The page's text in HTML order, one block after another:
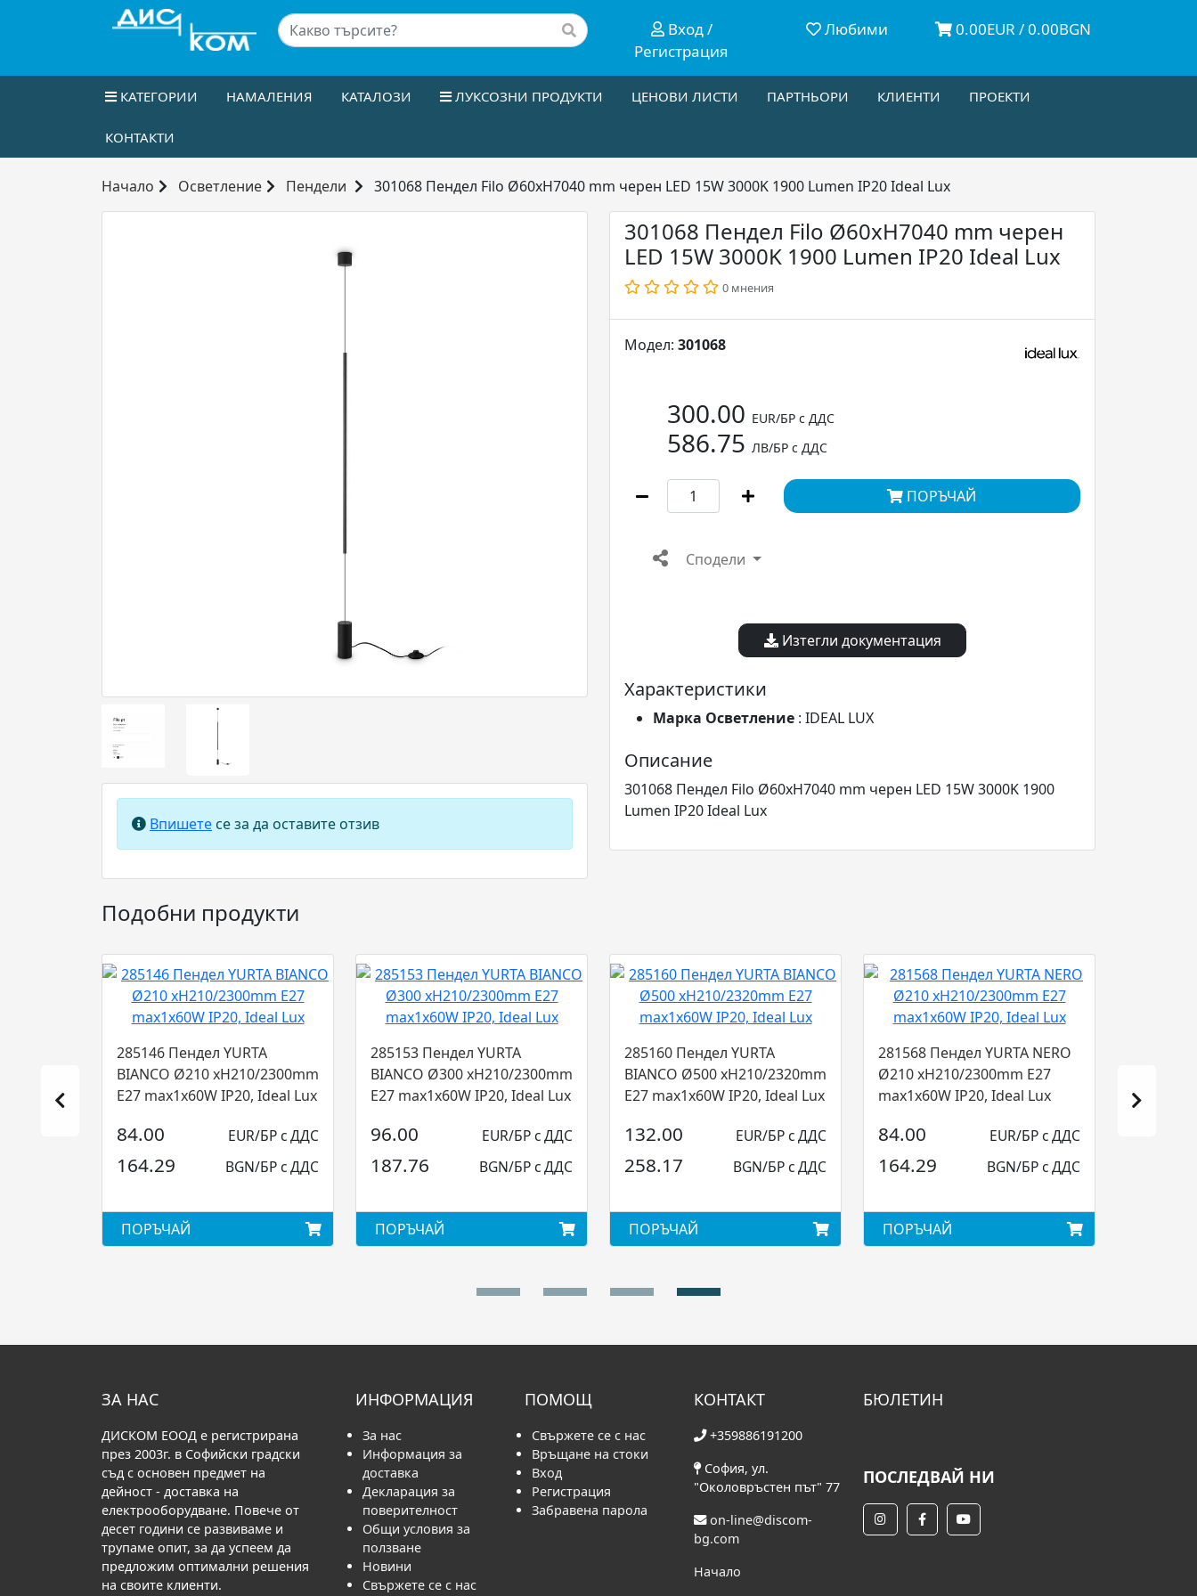
Вход /
Регистрация
Любими 0.00EUR / 0.00BGN
КАТЕГОРИИ НАМАЛЕНИЯ КАТАЛОЗИ ЛУКСОЗНИ ПРОДУКТИ ЦЕНОВИ ЛИСТИ ПАРТНЬОРИ КЛИЕНТИ ПРОЕКТИ
КОНТАКТИ
Начало Осветление Пендели 301068 Пендел Filo Ø60xH7040 mm черен LED 15W 3000K 1900 Lumen IP20 Ideal Lux
Впишете се за да оставите отзив
301068 Пендел Filo Ø60xH7040 mm черен
LED 15W 3000K 1900 Lumen IP20 Ideal Lux
0 мнения
Модел: 301068
300.00 EUR/БР с ДДС
586.75 ЛВ/БР с ДДС
ПОРЪЧАЙ
Сподели
Изтегли документация
Характеристики
Марка Осветление : IDEAL LUX
Описание
301068 Пендел Filo Ø60xH7040 mm черен LED 15W 3000K 1900
Lumen IP20 Ideal Lux
Подобни продукти
285146 Пендел YURTA
BIANCO Ø210 xH210/2300mm
E27 max1x60W IP20, Ideal Lux
84.00 EUR/БР с ДДС
164.29 BGN/БР с ДДС
ПОРЪЧАЙ
285153 Пендел YURTA
BIANCO Ø300 xH210/2300mm
E27 max1x60W IP20, Ideal Lux
96.00 EUR/БР с ДДС
187.76 BGN/БР с ДДС
ПОРЪЧАЙ
285160 Пендел YURTA
BIANCO Ø500 xH210/2320mm
E27 max1x60W IP20, Ideal Lux
132.00 EUR/БР с ДДС
258.17 BGN/БР с ДДС
ПОРЪЧАЙ
281568 Пендел YURTA NERO
Ø210 xH210/2300mm E27
max1x60W IP20, Ideal Lux
84.00 EUR/БР с ДДС
164.29 BGN/БР с ДДС
ПОРЪЧАЙ
ЗА НАС
ДИСКОМ ЕООД е регистрирана
през 2003г. в Софийски градски
съд с основен предмет на
дейност - доставка на
електрооборудване. Повече от
десет години се развиваме и
трупаме опит, за да успеем да
предложим оптимални решения
на своите клиенти.
ИНФОРМАЦИЯ
За нас
Информация за
доставка
Декларация за
поверителност
Общи условия за
ползване
Новини
Свържете се с нас
ПОМОЩ
Свържете се с нас
Връщане на стоки
Вход
Регистрация
Забравена парола
КОНТАКТ
+359886191200
София, ул.
"Околовръстен път" 77
on-line@discom-
bg.com
Начало
БЮЛЕТИН
ПОСЛЕДВАЙ НИ